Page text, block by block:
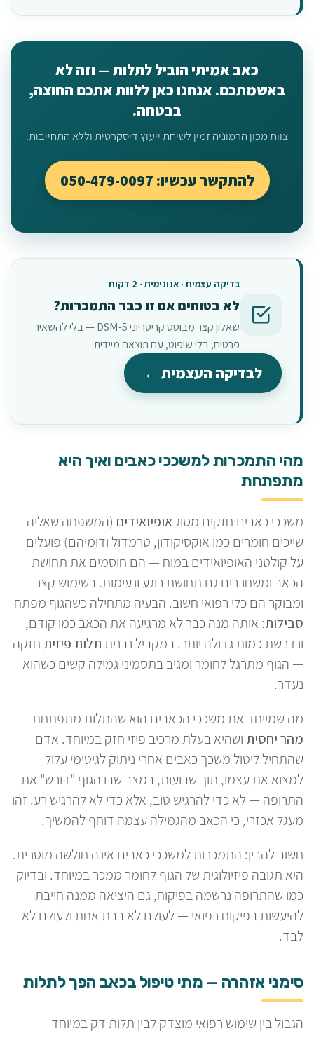
כאב אמיתי הוביל לתלות — וזה לא
באשמתכם. אנחנו כאן ללוות אתכם החוצה,
בבטחה.
צוות מכון הרמוניה זמין לשיחת ייעוץ דיסקרטית וללא התחייבות.
להתקשר עכשיו: 050-479-0097
בדיקה עצמית · אנונימית · 2 דקות
לא בטוחים אם זו כבר התמכרות?
שאלון קצר מבוסס קריטריוני DSM-5 — בלי להשאיר
פרטים, בלי שיפוט, עם תוצאה מיידית.
לבדיקה העצמית ←
מהי התמכרות למשככי כאבים ואיך היא
מתפתחת
משככי כאבים חזקים מסוגאופיואידים (המשפחה שאליה
שייכים חומרים כמו אוקסיקודון, טרמדול ודומיהם) פועלים
על קולטני האופיואידים במוח — הם חוסמים את תחושת
הכאב ומשחררים גם תחושת רוגע ונעימות. בשימוש קצר
ומבוקר הם כלי רפואי חשוב. הבעיה מתחילה כשהגוף מפתח
סבילות: אותה מנה כבר לא מרגיעה את הכאב כמו קודם,
ונדרשת כמות גדולה יותר. במקביל נבניתתלות פיזית חזקה
— הגוף מתרגל לחומר ומגיב בתסמיני גמילה קשים כשהוא
נעדר.
מה שמייחד את משככי הכאבים הוא שהתלות מתפתחת
מהר יחסית ושהיא בעלת מרכיב פיזי חזק במיוחד. אדם
שהתחיל ליטול משכך כאבים אחרי ניתוק לגיטימי עלול
למצוא את עצמו, תוך שבועות, במצב שבו הגוף "דורש" את
התרופה — לא כדי להרגיש טוב, אלא כדי לא להרגיש רע. זהו
מעגל אכזרי, כי הכאב מהגמילה עצמה דוחף להמשיך.
חשוב להבין: התמכרות למשככי כאבים אינה חולשה מוסרית.
היא תגובה פיזיולוגית של הגוף לחומר ממכר במיוחד. ובדיוק
כמו שהתרופה נרשמה בפיקוח, גם היציאה ממנה חייבת
להיעשות בפיקוח רפואי — לעולם לא בבת אחת ולעולם לא
לבד.
סימני אזהרה — מתי טיפול בכאב הפך לתלות
הגבול בין שימוש רפואי מוצדק לבין תלות דק במיוחד